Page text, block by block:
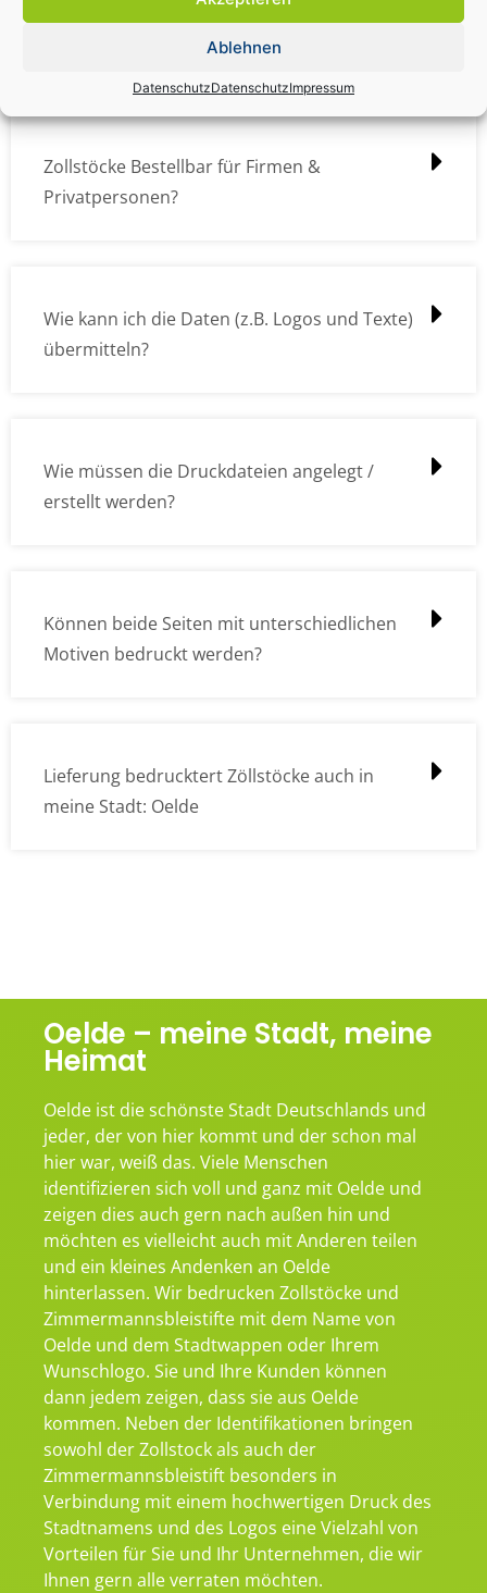
Ablehnen
DatenschutzDatenschutzImpressum
Zollstock Druckdatencheck / Profidatencheck
Zollstöcke Bestellbar für Firmen &
Privatpersonen?
Wie kann ich die Daten (z.B. Logos und Texte)
übermitteln?
Wie müssen die Druckdateien angelegt /
erstellt werden?
Können beide Seiten mit unterschiedlichen
Motiven bedruckt werden?
Lieferung bedrucktert Zöllstöcke auch in
meine Stadt: Oelde
Oelde – meine Stadt, meine
Heimat
Oelde ist die schönste Stadt Deutschlands und
jeder, der von hier kommt und der schon mal
hier war, weiß das. Viele Menschen
identifizieren sich voll und ganz mit Oelde und
zeigen dies auch gern nach außen hin und
möchten es vielleicht auch mit Anderen teilen
und ein kleines Andenken an Oelde
hinterlassen. Wir bedrucken Zollstöcke und
Zimmermannsbleistifte mit dem Name von
Oelde und dem Stadtwappen oder Ihrem
Wunschlogo. Sie und Ihre Kunden können
dann jedem zeigen, dass sie aus Oelde
kommen. Neben der Identifikationen bringen
sowohl der Zollstock als auch der
Zimmermannsbleistift besonders in
Verbindung mit einem hochwertigen Druck des
Stadtnamens und des Logos eine Vielzahl von
Vorteilen für Sie und Ihr Unternehmen, die wir
Ihnen gern alle verraten möchten.